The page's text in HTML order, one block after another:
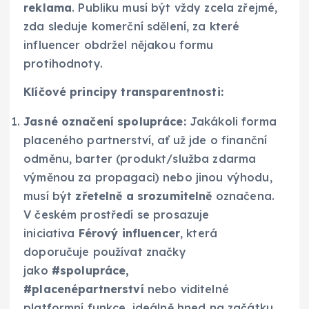
reklama. Publiku musí být vždy zcela zřejmé,
zda sleduje komerční sdělení, za které
influencer obdržel nějakou formu
protihodnoty.
Klíčové principy transparentnosti:
Jasné označení spolupráce:Jakákoli forma
placeného partnerství, ať už jde o finanční
odměnu, barter (produkt/služba zdarma
výměnou za propagaci) nebo jinou výhodu,
musí být zřetelně a srozumitelně označena.
V českém prostředí se prosazuje
iniciativa Férový influencer, která
doporučuje používat značky
jako #spolupráce,
#placenépartnerství nebo viditelné